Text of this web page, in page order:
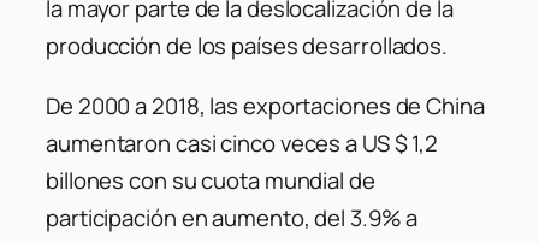
la mayor parte de la deslocalización de la
producción de los países desarrollados.
De 2000 a 2018, las exportaciones de China
aumentaron casi cinco veces a US $ 1,2
billones con su cuota mundial de
participación en aumento, del 3.9% a